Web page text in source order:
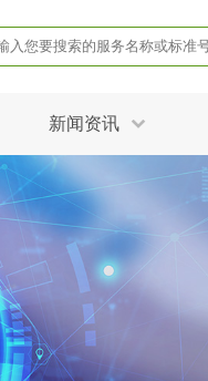
新闻资讯
电磁辐射检测
土壤检测
病毒杀灭试验
防护产品检测
成分分析化验
有毒有害检测